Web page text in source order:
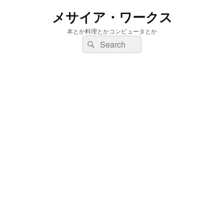
メサイア・ワークス
本とか料理とかコンピュータとか
検
索:
検
索